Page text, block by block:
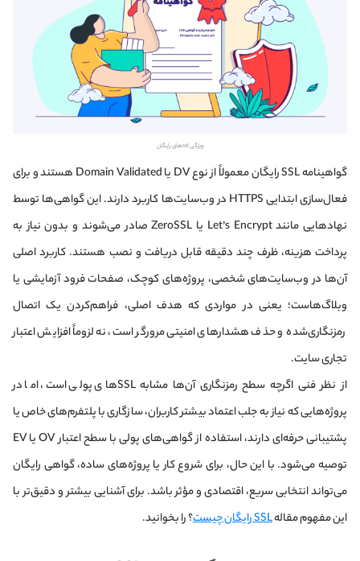
ویژگی sslهای رایگان
گواهینامه SSL رایگان معمولاً از نوع DV یا Domain Validated هستند و برای
فعال‌سازی ابتدایی HTTPS در وب‌سایت‌ها کاربرد دارند. این گواهی‌ها توسط
نهادهایی مانند Let’s Encrypt یا ZeroSSL صادر می‌شوند و بدون نیاز به
پرداخت هزینه، ظرف چند دقیقه قابل دریافت و نصب هستند. کاربرد اصلی
آن‌ها در وب‌سایت‌های شخصی، پروژه‌های کوچک، صفحات فرود آزمایشی یا
وبلاگ‌هاست؛ یعنی در مواردی که هدف اصلی، فراهم‌کردن یک اتصال
رمزنگاری‌شده و حذف هشدارهای امنیتی مرورگر است، نه لزوماً افزایش اعتبار
تجاری سایت.
از نظر فنی اگرچه سطح رمزنگاری آن‌ها مشابه SSLهای پولی است، اما در
پروژه‌هایی که نیاز به جلب اعتماد بیشتر کاربران، سازگاری با پلتفرم‌های خاص یا
پشتیبانی حرفه‌ای دارند، استفاده از گواهی‌های پولی با سطح اعتبار OV یا EV
توصیه می‌شود. با این حال، برای شروع کار یا پروژه‌های ساده، گواهی رایگان
می‌تواند انتخابی سریع، اقتصادی و مؤثر باشد. برای آشنایی بیشتر و دقیق‌تر با
این مفهوم مقالهSSL رایگان چیست ؟ را بخوانید.